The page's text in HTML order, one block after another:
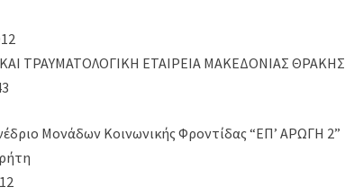
ΤΡΑΥΜΑΤΟΛΟΓΙΚΗ ΕΤΑΙΡΕΙΑ ΜΑΚΕΔΟΝΙΑΣ ΘΡΑΚΗΣ
Μονάδων Κοινωνικής Φροντίδας “ΕΠ’ ΑΡΩΓΗ 2”